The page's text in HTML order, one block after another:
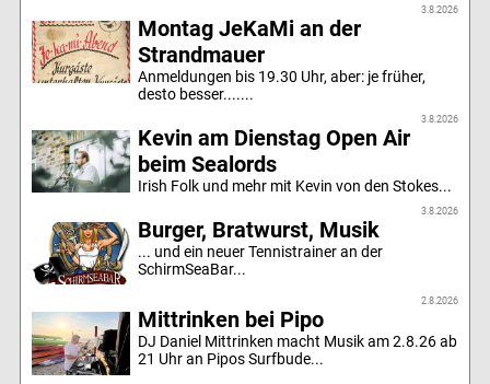
3.8.2026
Montag JeKaMi an der
Strandmauer
Anmeldungen bis 19.30 Uhr, aber: je früher,
desto besser.......
3.8.2026
Kevin am Dienstag Open Air
beim Sealords
Irish Folk und mehr mit Kevin von den Stokes...
3.8.2026
Burger, Bratwurst, Musik
... und ein neuer Tennistrainer an der
SchirmSeaBar...
2.8.2026
Mittrinken bei Pipo
DJ Daniel Mittrinken macht Musik am 2.8.26 ab
21 Uhr an Pipos Surfbude...